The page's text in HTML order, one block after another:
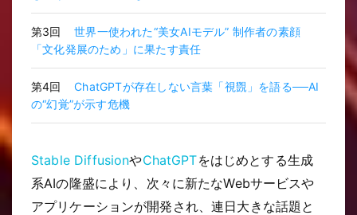
第3回
世界一使われた“美女AIモデル” 制作者の素顔
「文化発展のため」に果たす責任
第4回
ChatGPTが存在しない言葉「視覴」を語る──AI
の“幻覚”が示す危機
Stable DiffusionやChatGPTをはじめとする生成
系AIの隆盛により、次々に新たなWebサービスや
アプリケーションが開発され、連日大きな話題と